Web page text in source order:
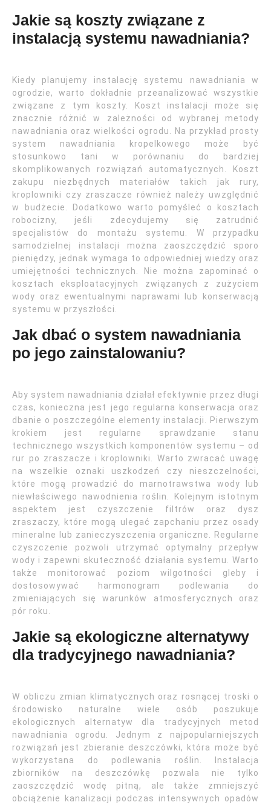
Jakie są koszty związane z
instalacją systemu nawadniania?
Kiedy planujemy instalację systemu nawadniania w
ogrodzie, warto dokładnie przeanalizować wszystkie
związane z tym koszty. Koszt instalacji może się
znacznie różnić w zależności od wybranej metody
nawadniania oraz wielkości ogrodu. Na przykład prosty
system nawadniania kropelkowego może być
stosunkowo tani w porównaniu do bardziej
skomplikowanych rozwiązań automatycznych. Koszt
zakupu niezbędnych materiałów takich jak rury,
kroplowniki czy zraszacze również należy uwzględnić
w budżecie. Dodatkowo warto pomyśleć o kosztach
robocizny, jeśli zdecydujemy się zatrudnić
specjalistów do montażu systemu. W przypadku
samodzielnej instalacji można zaoszczędzić sporo
pieniędzy, jednak wymaga to odpowiedniej wiedzy oraz
umiejętności technicznych. Nie można zapominać o
kosztach eksploatacyjnych związanych z zużyciem
wody oraz ewentualnymi naprawami lub konserwacją
systemu w przyszłości.
Jak dbać o system nawadniania
po jego zainstalowaniu?
Aby system nawadniania działał efektywnie przez długi
czas, konieczna jest jego regularna konserwacja oraz
dbanie o poszczególne elementy instalacji. Pierwszym
krokiem jest regularne sprawdzanie stanu
technicznego wszystkich komponentów systemu – od
rur po zraszacze i kroplowniki. Warto zwracać uwagę
na wszelkie oznaki uszkodzeń czy nieszczelności,
które mogą prowadzić do marnotrawstwa wody lub
niewłaściwego nawodnienia roślin. Kolejnym istotnym
aspektem jest czyszczenie filtrów oraz dysz
zraszaczy, które mogą ulegać zapchaniu przez osady
mineralne lub zanieczyszczenia organiczne. Regularne
czyszczenie pozwoli utrzymać optymalny przepływ
wody i zapewni skuteczność działania systemu. Warto
także monitorować poziom wilgotności gleby i
dostosowywać harmonogram podlewania do
zmieniających się warunków atmosferycznych oraz
pór roku.
Jakie są ekologiczne alternatywy
dla tradycyjnego nawadniania?
W obliczu zmian klimatycznych oraz rosnącej troski o
środowisko naturalne wiele osób poszukuje
ekologicznych alternatyw dla tradycyjnych metod
nawadniania ogrodu. Jednym z najpopularniejszych
rozwiązań jest zbieranie deszczówki, która może być
wykorzystana do podlewania roślin. Instalacja
zbiorników na deszczówkę pozwala nie tylko
zaoszczędzić wodę pitną, ale także zmniejszyć
obciążenie kanalizacji podczas intensywnych opadów